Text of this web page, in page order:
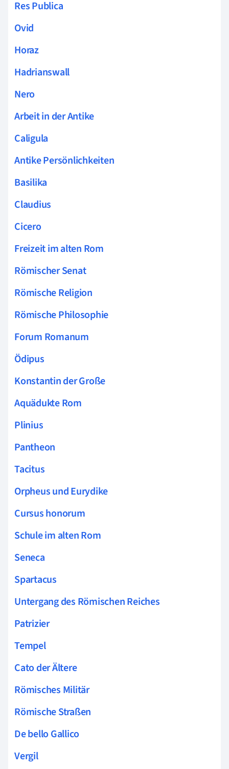
Res Publica
Ovid
Horaz
Hadrianswall
Nero
Arbeit in der Antike
Caligula
Antike Persönlichkeiten
Basilika
Claudius
Cicero
Freizeit im alten Rom
Römischer Senat
Römische Religion
Römische Philosophie
Forum Romanum
Ödipus
Konstantin der Große
Aquädukte Rom
Plinius
Pantheon
Tacitus
Orpheus und Eurydike
Cursus honorum
Schule im alten Rom
Seneca
Spartacus
Untergang des Römischen Reiches
Patrizier
Tempel
Cato der Ältere
Römisches Militär
Römische Straßen
De bello Gallico
Vergil